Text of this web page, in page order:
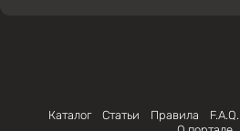
Каталог Статьи Правила F.A.Q.